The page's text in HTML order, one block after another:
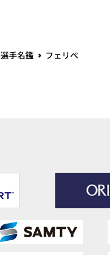
選手名鑑 フェリペ